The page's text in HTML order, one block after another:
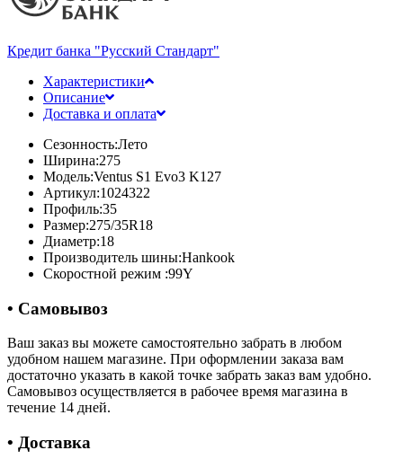
Кредит банка "Русский Стандарт"
Характеристики
Описание
Доставка и оплата
Сезонность:Лето
Ширина:275
Модель:Ventus S1 Evo3 K127
Артикул:1024322
Профиль:35
Размер:275/35R18
Диаметр:18
Производитель шины:Hankook
Скоростной режим :99Y
• Самовывоз
Ваш заказ вы можете самостоятельно забрать в любом
удобном нашем магазине. При оформлении заказа вам
достаточно указать в какой точке забрать заказ вам удобно.
Самовывоз осуществляется в рабочее время магазина в
течение 14 дней.
• Доставка